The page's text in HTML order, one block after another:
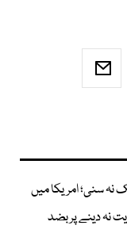
نہ سنی؛ امریکا میں
نہ دینے پر بضد